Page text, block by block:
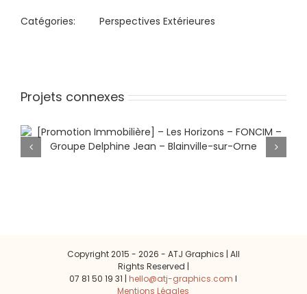
Catégories: Perspectives Extérieures
Projets connexes
[Promotion Immobilière] – Les
Horizons – FONCIM – Groupe
Copyright 2015 - 2026 - ATJ Graphics | All
Rights Reserved |
07 81 50 19 31 |hello@atj-graphics.com l
Mentions Légales